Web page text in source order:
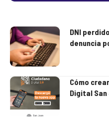
DNI
denuncia
Cómo
Digital San